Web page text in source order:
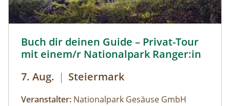
Wetterfeste Wanderbekleidung, feste
Wanderschuhe; Rucksack mit Jause und
ausreichenden Getränken.
Buch dir deinen Guide – Privat-Tour
mit einem/r Nationalpark Ranger:in
7. Aug. | Steiermark
Veranstalter: Nationalpark Gesäuse GmbH